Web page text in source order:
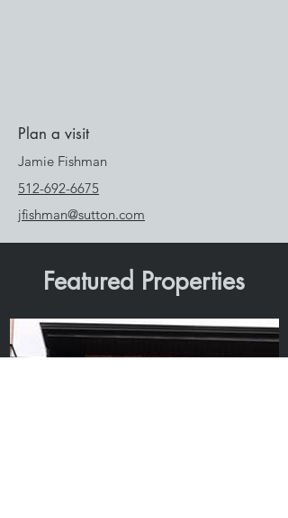
Plan a visit
Jamie Fishman
512-692-6675
jfishman@sutton.com
Featured Properties